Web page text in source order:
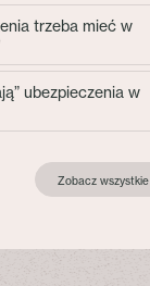
trzeba mieć w
ubezpieczenia w
Zobacz wszystkie